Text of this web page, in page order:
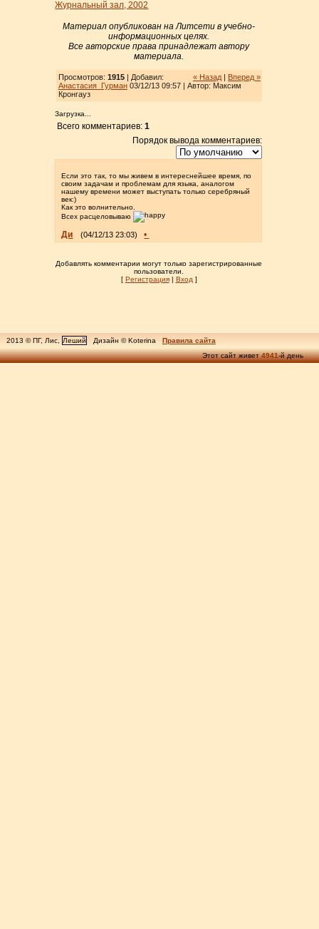
Журнальный зал, 2002
Материал опубликован на Литсети в учебно-
информационных целях.
Все авторские права принадлежат автору
материала.
« Назад | Вперед »
Просмотров: 1915| Добавил:
Анастасия_Гурман03/12/13 09:57 | Автор: Максим
Кронгауз
Загрузка...
Всего комментариев:1
Порядок вывода комментариев:
Если это так, то мы живем в интереснейшее время, по
своим задачам и проблемам для языка, аналогом
нашему времени может выступать только серебряный
век:)
Как это волнительно.
Всех расцеловываю
Ди (04/12/13 23:03) •
Добавлять комментарии могут только зарегистрированные
пользователи.
[ Регистрация| Вход ]
2013 © ПГ, Лис, Леший Дизайн © Koterina
Правила сайта
Этот сайт живет4941-й день